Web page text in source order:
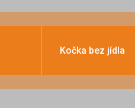
Kočka bez jídla